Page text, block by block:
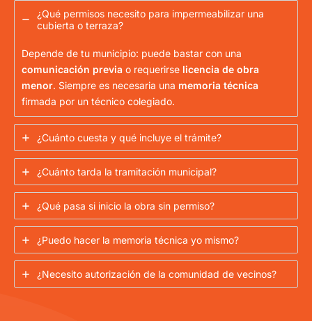
¿Qué permisos necesito para impermeabilizar una
cubierta o terraza?
Depende de tu municipio: puede bastar con una
comunicación previa o requerirse licencia de obra
menor. Siempre es necesaria una memoria técnica
firmada por un técnico colegiado.
¿Cuánto cuesta y qué incluye el trámite?
¿Cuánto tarda la tramitación municipal?
¿Qué pasa si inicio la obra sin permiso?
¿Puedo hacer la memoria técnica yo mismo?
¿Necesito autorización de la comunidad de vecinos?